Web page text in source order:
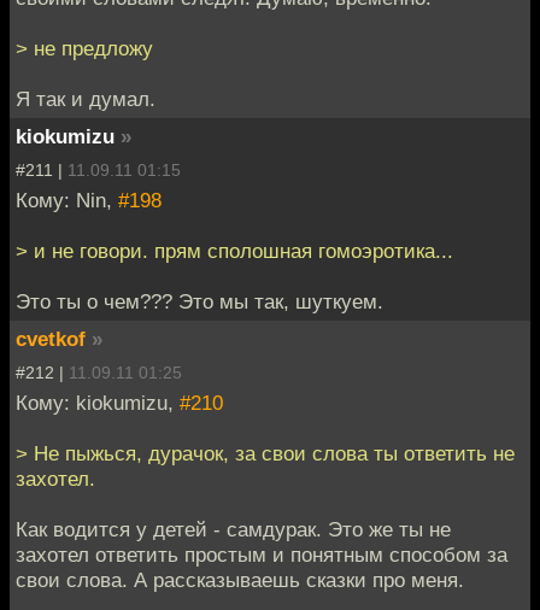
> не предложу
Я так и думал.
kiokumizu »
#211 | 11.09.11 01:15
Кому: Nin, #198
> и не говори. прям сполошная гомоэротика...
Это ты о чем??? Это мы так, шуткуем.
cvetkof »
#212 | 11.09.11 01:25
Кому: kiokumizu, #210
> Не пыжься, дурачок, за свои слова ты ответить не
захотел.
Как водится у детей - самдурак. Это же ты не
захотел ответить простым и понятным способом за
свои слова. А рассказываешь сказки про меня.